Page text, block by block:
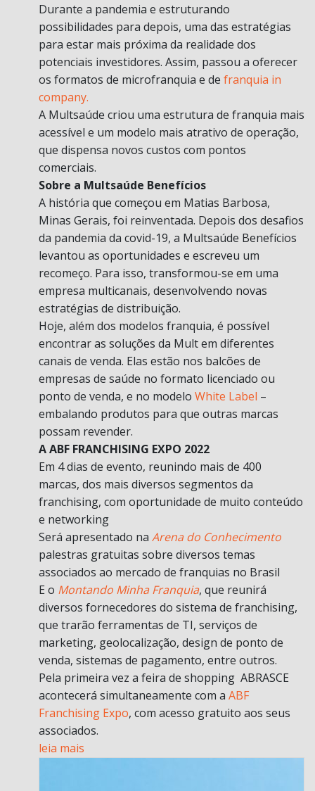
Durante a pandemia e estruturando
possibilidades para depois, uma das estratégias
para estar mais próxima da realidade dos
potenciais investidores. Assim, passou a oferecer
os formatos de microfranquia e de franquia in
company.
A Multsaúde criou uma estrutura de franquia mais
acessível e um modelo mais atrativo de operação,
que dispensa novos custos com pontos
comerciais.
Sobre a Multsaúde Benefícios
A história que começou em Matias Barbosa,
Minas Gerais, foi reinventada. Depois dos desafios
da pandemia da covid-19, a Multsaúde Benefícios
levantou as oportunidades e escreveu um
recomeço. Para isso, transformou-se em uma
empresa multicanais, desenvolvendo novas
estratégias de distribuição.
Hoje, além dos modelos franquia, é possível
encontrar as soluções da Mult em diferentes
canais de venda. Elas estão nos balcões de
empresas de saúde no formato licenciado ou
ponto de venda, e no modelo White Label –
embalando produtos para que outras marcas
possam revender.
A ABF FRANCHISING EXPO 2022
Em 4 dias de evento, reunindo mais de 400
marcas, dos mais diversos segmentos da
franchising, com oportunidade de muito conteúdo
e networking
Será apresentado na Arena do Conhecimento
palestras gratuitas sobre diversos temas
associados ao mercado de franquias no Brasil
E o Montando Minha Franquia, que reunirá
diversos fornecedores do sistema de franchising,
que trarão ferramentas de TI, serviços de
marketing, geolocalização, design de ponto de
venda, sistemas de pagamento, entre outros.
Pela primeira vez a feira de shopping ABRASCE
acontecerá simultaneamente com a ABF
Franchising Expo, com acesso gratuito aos seus
associados.
leia mais